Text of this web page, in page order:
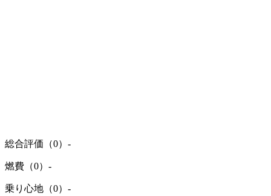
総合評価（0） -
燃費（0） -
乗り心地（0） -